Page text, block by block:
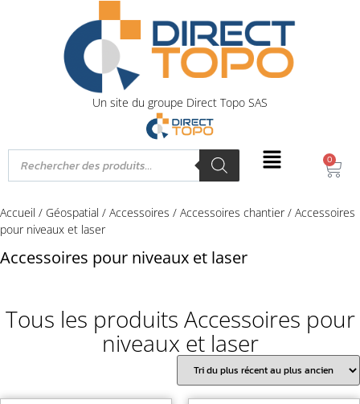
Un site du groupe Direct Topo SAS
0
Accueil / Géospatial / Accessoires / Accessoires chantier/ Accessoires
pour niveaux et laser
Accessoires pour niveaux et laser
Tous les produits Accessoires pour
niveaux et laser